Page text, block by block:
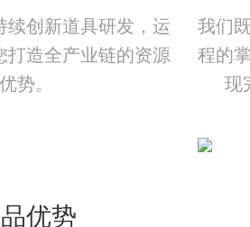
续创新道具研发，运
打造全产业链的资源
优势。
我们
程的
现
优势